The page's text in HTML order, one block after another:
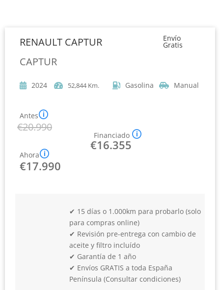
Envío
Gratis
RENAULT CAPTUR
CAPTUR
2024 52,844 Km. Gasolina Manual
Antes🛈
€20.990
Ahora🛈
€17.990
Financiado 🛈
€16.355
✔ 15 días o 1.000km para probarlo (solo
para compras online)
✔ Revisión pre-entrega con cambio de
aceite y filtro incluído
✔ Garantía de 1 año
✔ Envíos GRATIS a toda España
Península (Consultar condiciones)